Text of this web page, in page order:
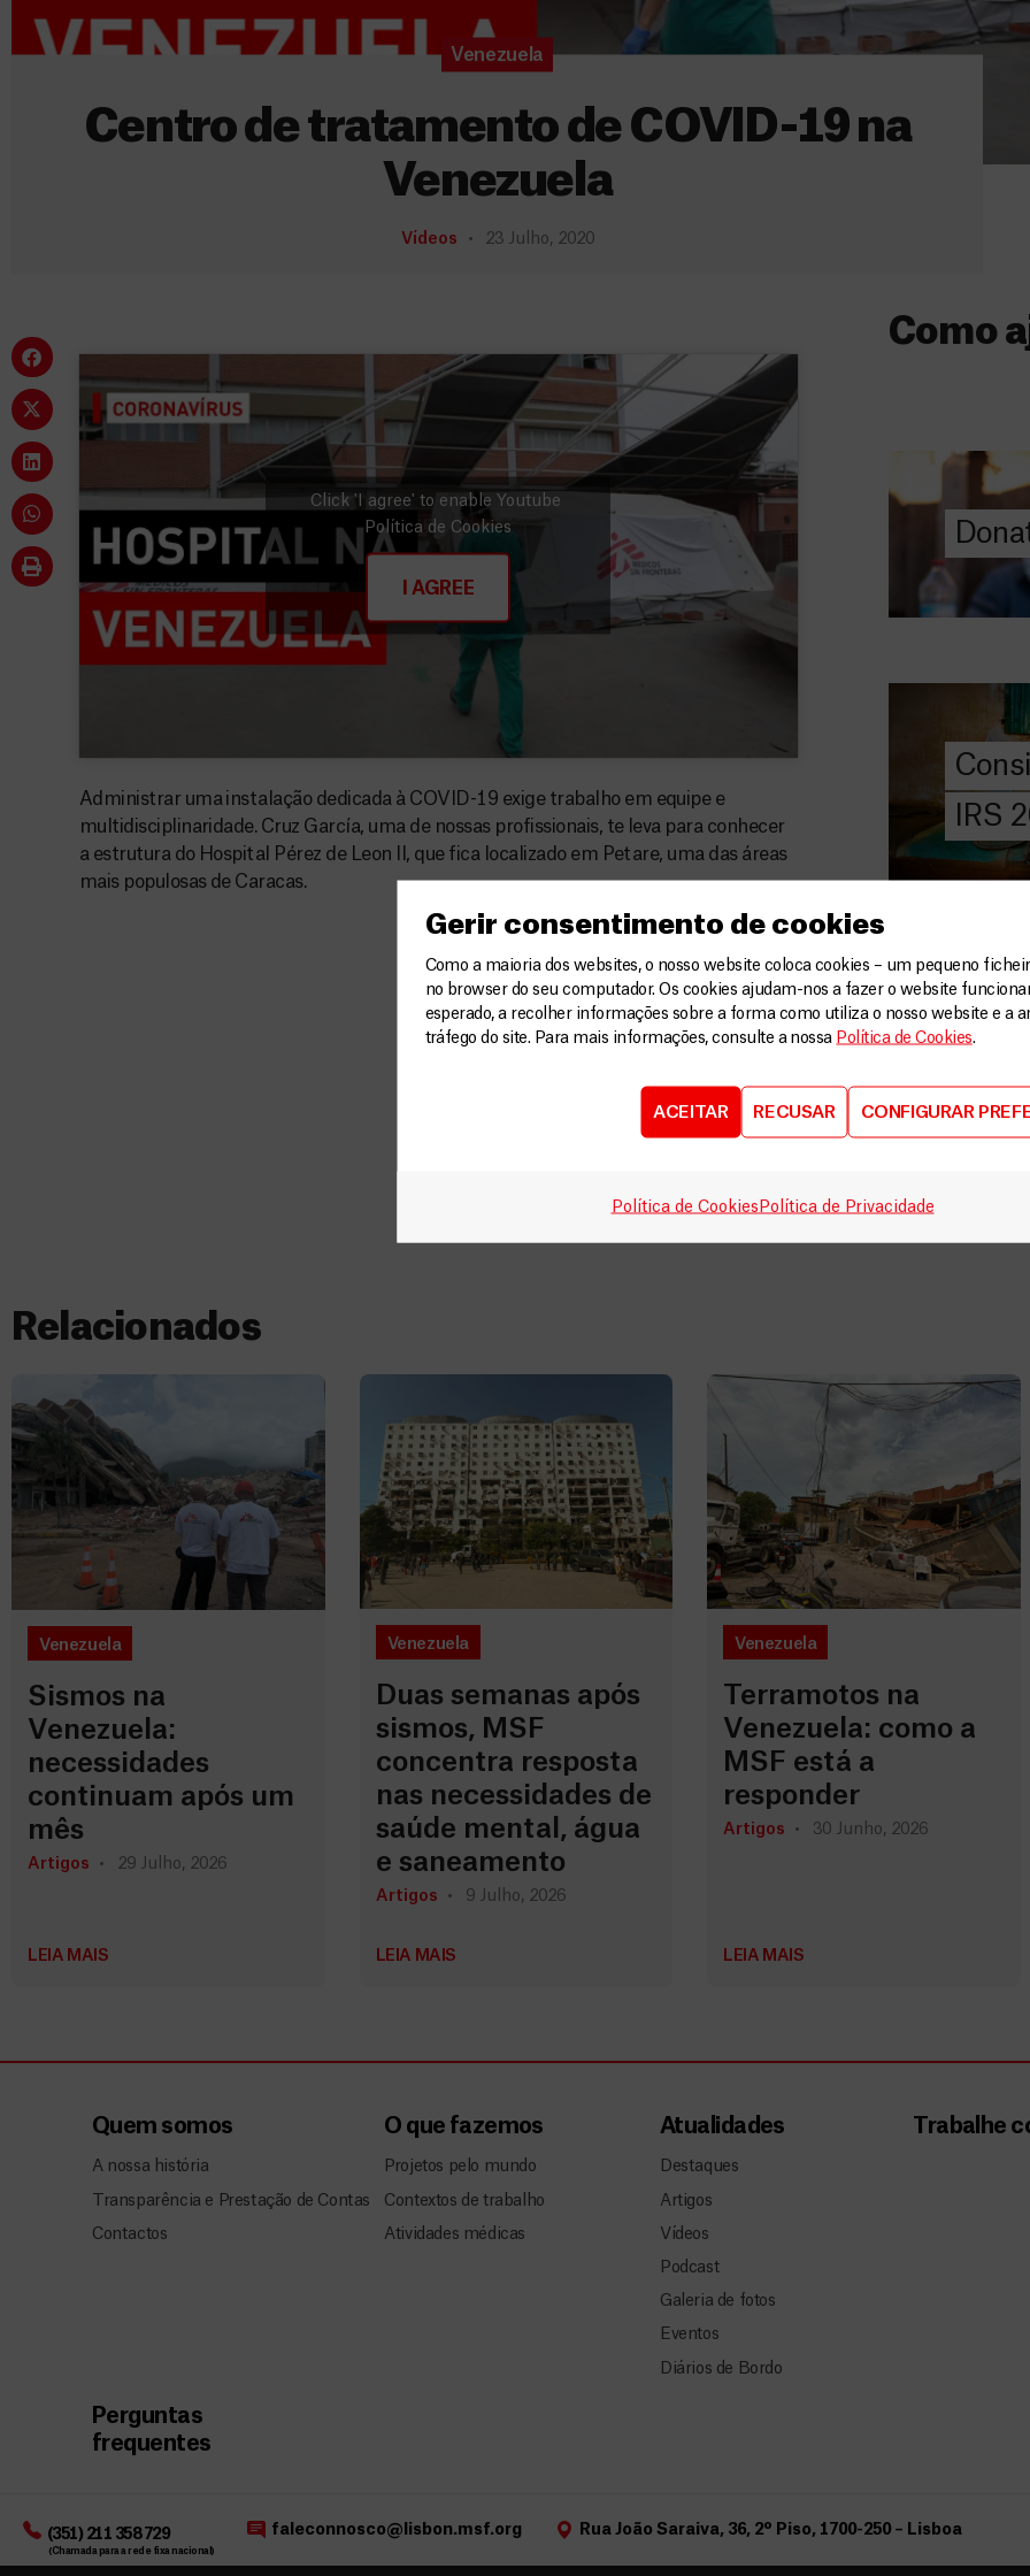
Gerir consentimento de cookies
Como a maioria dos websites, o nosso website coloca cookies – um pequeno
no browser do seu computador. Os cookies ajudam-nos a fazer o website
esperado, a recolher informações sobre a forma como utiliza o nosso website e a
tráfego do site. Para mais informações, consulte a nossa Política de Cookies.
ACEITAR RECUSAR CONFIGURAR
Política de Cookies Política de Privacidade
Venezuela
Centro de tratamento de COVID-19 na
Venezuela
Vídeos 23 Julho, 2020
Click 'I agree' to enable Youtube
Política de Cookies
I AGREE
Administrar uma instalação dedicada à COVID-19 exige trabalho em equipe e
multidisciplinaridade. Cruz García, uma de nossas profissionais, te leva para conhecer
a estrutura do Hospital Pérez de Leon II, que fica localizado em Petare, uma das áreas
mais populosas de Caracas.
Como
ajuda-nos a
a quem mais
DOE
AGORA
IRS
Saiba tudo
IRS: o que é,
preencher, e
MSF com o
DOE
AGORA
para
Angarie
A MSF
donativos
chegar
humanitária
DOE
AGORA
Relacionados
Venezuela
Sismos na
Venezuela:
necessidades
continuam após um
mês
Artigos 29 Julho, 2026
LEIA MAIS
Venezuela
Duas semanas após
sismos, MSF
concentra resposta
nas necessidades de
saúde mental, água
e saneamento
Artigos 9 Julho, 2026
LEIA MAIS
Venezuela
Terramotos na
Venezuela: como a
MSF está a
responder
Artigos 30 Junho, 2026
LEIA MAIS
Quem somos
A nossa história
Transparência e Prestação de Contas
Contactos
O que fazemos
Projetos pelo mundo
Contextos de trabalho
Atividades médicas
Atualidades
Destaques
Artigos
Vídeos
Podcast
Galeria de fotos
Eventos
Diários de Bordo
Trabalhe
Perguntas
frequentes
(351) 211 358 729
(Chamada para a rede fixa nacional)
faleconnosco@lisbon.msf.org Rua João Saraiva, 36, 2º Piso, 1700-250 – Lisboa